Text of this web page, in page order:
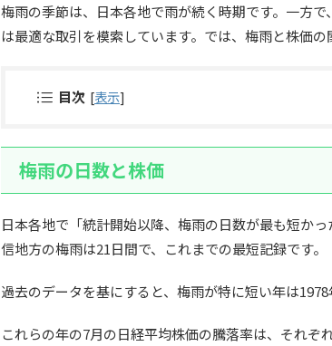
梅雨の季節は、日本各地で雨が続く時期です。一方
は最適な取引を模索しています。では、梅雨と株価の
目次 [表示]
梅雨の日数と株価
日本各地で「統計開始以降、梅雨の日数が最も短か
信地方の梅雨は21日間で、これまでの最短記録です。
過去のデータを基にすると、梅雨が特に短い年は1978
これらの年の7月の日経平均株価の騰落率は、それぞ